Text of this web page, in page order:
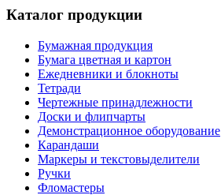
Каталог продукции
Бумажная продукция
Бумага цветная и картон
Ежедневники и блокноты
Тетради
Чертежные принадлежности
Доски и флипчарты
Демонстрационное оборудование
Карандаши
Маркеры и текстовыделители
Ручки
Фломастеры